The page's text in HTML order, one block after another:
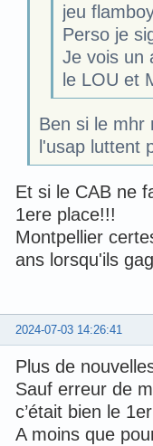
jeu
Perso je
Je vois un
le LOU et
Ben si le mhr
l'usap luttent
Et si le CAB ne
1ere place!!!
Montpellier
ans lorsqu'ils
2024-07-03 14:26:41
Plus de
Sauf erreur de
c’était bien le
A moins que